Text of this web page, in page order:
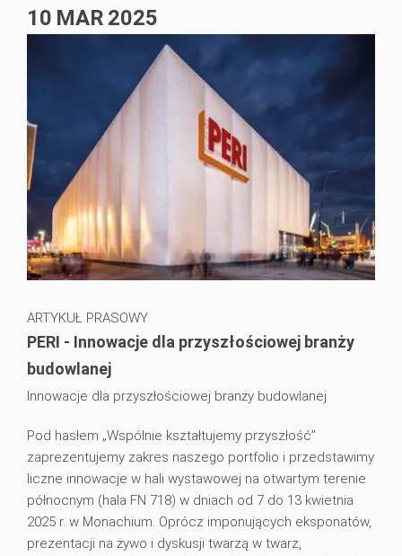
10 MAR 2025
ARTYKUŁ PRASOWY
PERI - Innowacje dla przyszłościowej branży
budowlanej
Innowacje dla przyszłościowej branży budowlanej
Pod hasłem „Wspólnie kształtujemy przyszłość”
zaprezentujemy zakres naszego portfolio i przedstawimy
liczne innowacje w hali wystawowej na otwartym terenie
północnym (hala FN 718) w dniach od 7 do 13 kwietnia
2025 r. w Monachium. Oprócz imponujących eksponatów,
prezentacji na żywo i dyskusji twarzą w twarz,